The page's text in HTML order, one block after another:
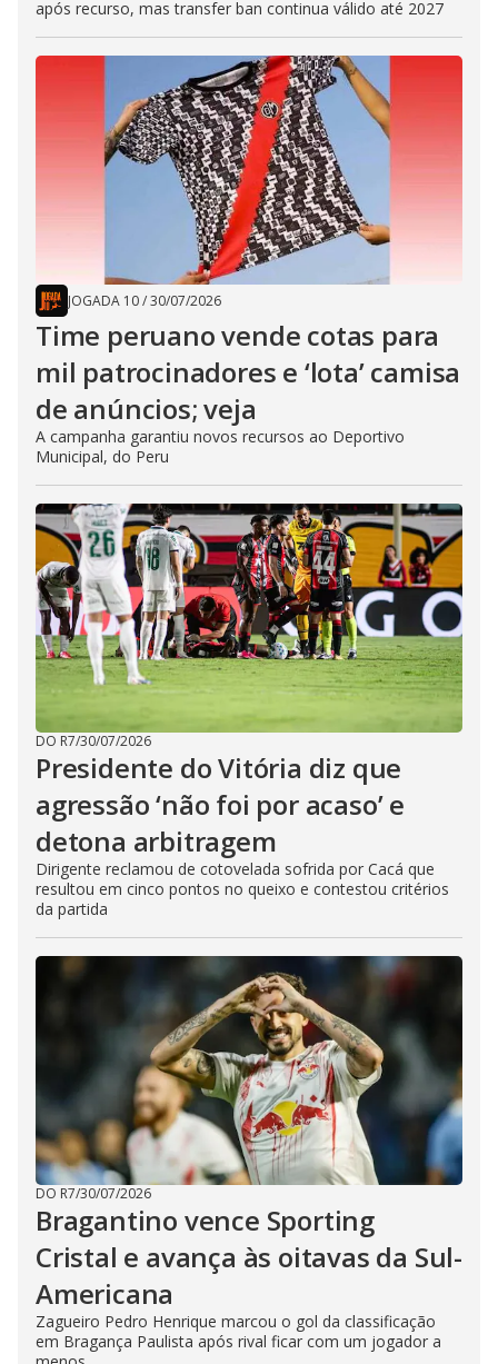
após recurso, mas transfer ban continua válido até 2027
JOGADA 10/30/07/2026
Time peruano vende cotas para
mil patrocinadores e ‘lota’ camisa
de anúncios; veja
A campanha garantiu novos recursos ao Deportivo
Municipal, do Peru
DO R7/30/07/2026
Presidente do Vitória diz que
agressão ‘não foi por acaso’ e
detona arbitragem
Dirigente reclamou de cotovelada sofrida por Cacá que
resultou em cinco pontos no queixo e contestou critérios
da partida
DO R7/30/07/2026
Bragantino vence Sporting
Cristal e avança às oitavas da Sul-
Americana
Zagueiro Pedro Henrique marcou o gol da classificação
em Bragança Paulista após rival ficar com um jogador a